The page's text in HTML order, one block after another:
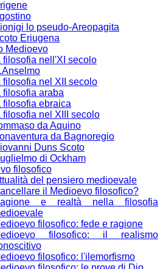
lo pseudo-Areopagita
Eriugena
Medioevo
filosofia nell'XI secolo
filosofia nel XII secolo
filosofia araba
filosofia ebraica
filosofia nel XIII secolo
da Aquino
da Bagnoregio
Duns Scoto
di Ockham
filosofico
del pensiero medioevale
il Medioevo filosofico?
e realtà nella filosofia
filosofico: fede e ragione
filosofico: il realismo
filosofico: l'ilemorfismo